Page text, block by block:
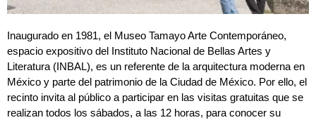
Inaugurado en 1981, el Museo Tamayo Arte Contemporáneo,
espacio expositivo del Instituto Nacional de Bellas Artes y
Literatura (INBAL), es un referente de la arquitectura moderna en
México y parte del patrimonio de la Ciudad de México. Por ello, el
recinto invita al público a participar en las visitas gratuitas que se
realizan todos los sábados, a las 12 horas, para conocer su